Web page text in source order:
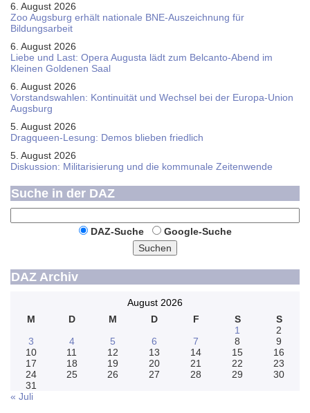
6. August 2026
Zoo Augsburg erhält nationale BNE-Auszeichnung für
Bildungsarbeit
6. August 2026
Liebe und Last: Opera Augusta lädt zum Belcanto-Abend im
Kleinen Goldenen Saal
6. August 2026
Vorstandswahlen: Kontinuität und Wechsel bei der Europa-Union
Augsburg
5. August 2026
Dragqueen-Lesung: Demos blieben friedlich
5. August 2026
Diskussion: Mi­li­ta­ri­sie­rung und die kommunale Zeitenwende
Suche in der DAZ
DAZ-Suche
Google-Suche
Suchen
DAZ Archiv
August 2026
M
D M D F S
S
1
2
3
4 5 6 7 8
9
10
11 12 13 14 15
16
17
18 19 20 21 22
23
24
25 26 27 28 29
30
31
« Juli